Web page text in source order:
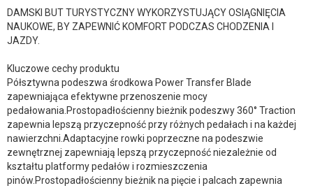
DAMSKI BUT TURYSTYCZNY WYKORZYSTUJĄCY OSIĄGNIĘCIA
NAUKOWE, BY ZAPEWNIĆ KOMFORT PODCZAS CHODZENIA I
JAZDY.
Kluczowe cechy produktu
Półsztywna podeszwa środkowa Power Transfer Blade
zapewniająca efektywne przenoszenie mocy
pedałowania.Prostopadłościenny bieżnik podeszwy 360° Traction
zapewnia lepszą przyczepność przy różnych pedałach i na każdej
nawierzchni.Adaptacyjne rowki poprzeczne na podeszwie
zewnętrznej zapewniają lepszą przyczepność niezależnie od
kształtu platformy pedałów i rozmieszczenia
pinów.Prostopadłościenny bieżnik na pięcie i palcach zapewnia